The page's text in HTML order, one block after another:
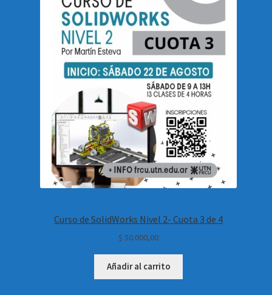
Curso de SolidWorks Nivel 2- Cuota 3 de 4
$ 50.000,00
Añadir al carrito